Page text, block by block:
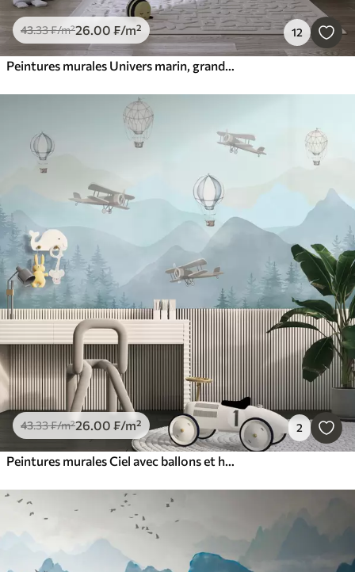
43.33₣/m²26.00 ₣/m² 12
Peintures murales Univers marin, grandes baleines, poissons et tortues
43.33₣/m²26.00 ₣/m² 2
Peintures murales Ciel avec ballons et hélicoptères